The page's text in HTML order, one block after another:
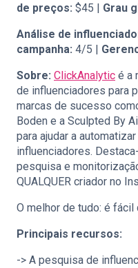
de preços: $45 | Grau
Análise de
campanha: 4/5 |
Sobre: ClickAnalytic é a
de influenciadores para
marcas de sucesso
Boden e a Sculpted By
para ajudar a
influenciadores.
pesquisa e
QUALQUER criador no
O melhor de tudo: é fácil
Principais recursos:
-> A pesquisa de